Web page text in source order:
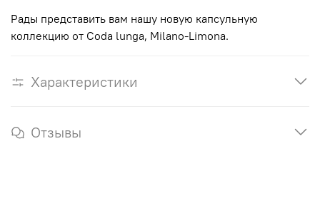
Рады представить вам нашу новую капсульную
коллекцию от Coda lunga, Milano-Limona.
Характеристики
Отзывы